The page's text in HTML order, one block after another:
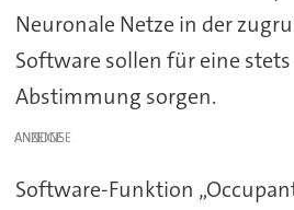
Neuronale Netze in der
Software sollen für eine
Abstimmung sorgen.
ANZEIGE
Software-Funktion